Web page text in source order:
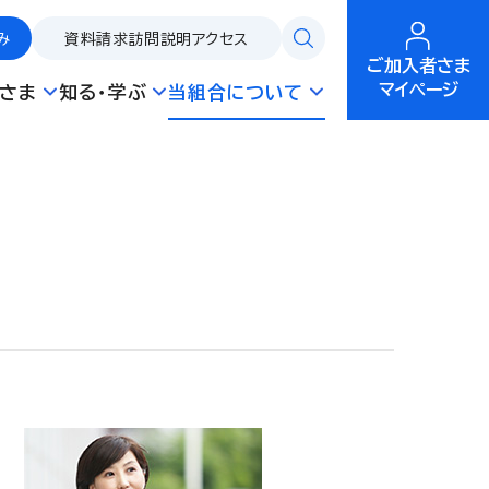
資料請求訪問説明 アクセス
ま 知る・学ぶ 当組合について
ご加入者さま
マイページ